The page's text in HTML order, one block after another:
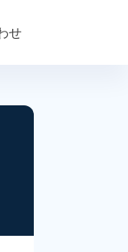
せ